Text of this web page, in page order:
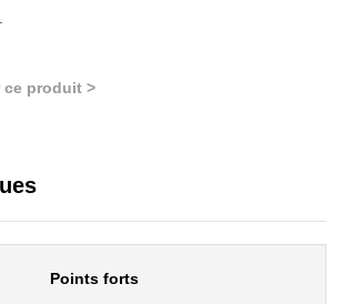
ce produit >
Points forts